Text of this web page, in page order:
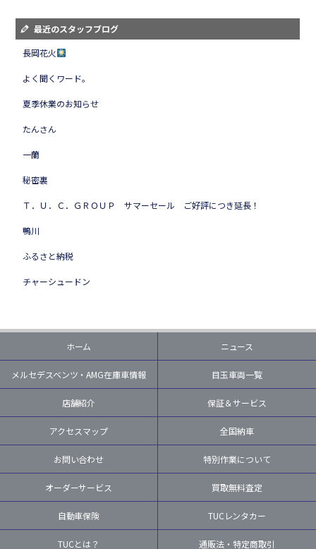
最近のスタッフブログ
長岡花火
よく聞くワード。
夏季休業のお知らせ
たんさん
一蘭
秘密裏
Ｔ．Ｕ．Ｃ．ＧＲＯＵＰ サマーセール ご好評につき延長！
鴨川
ふるさと納税
チャーシュードン
ホーム ニュース
メルセデスベンツ・AMG在庫車情報 目玉車両一覧
店舗紹介 保証＆サービス
アクセスマップ 全国納車
お問い合わせ 特別作業について
オーダーサービス 買取無料査定
自動車保険 TUCレンタカー
TUCとは？ 通販法・特定商取引